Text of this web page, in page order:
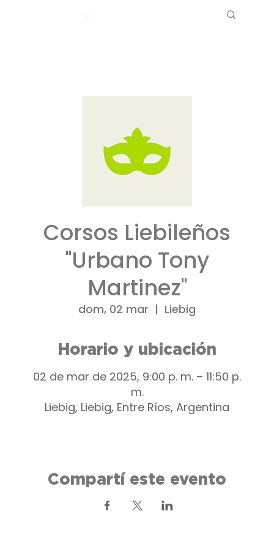
Corsos Liebileños
"Urbano Tony
Martinez"
dom, 02 mar
  |
Liebig
Horario y ubicación
02 de mar de 2025, 9:00 p. m. – 11:50 p.
m.
Liebig, Liebig, Entre Ríos, Argentina
Compartí este evento